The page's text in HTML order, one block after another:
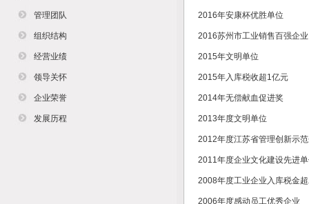
管理团队
组织结构
经营业绩
领导关怀
企业荣誉
发展历程
2016年安康杯优胜单位
2016苏州市工业销售百强企业
2015年文明单位
2015年入库税收超1亿元
2014年无偿献血促进奖
2013年度文明单位
2012年度江苏省管理创新示
2011年度企业文化建设先进
2008年度工业企业入库税金
2006年度感动员工优秀企业